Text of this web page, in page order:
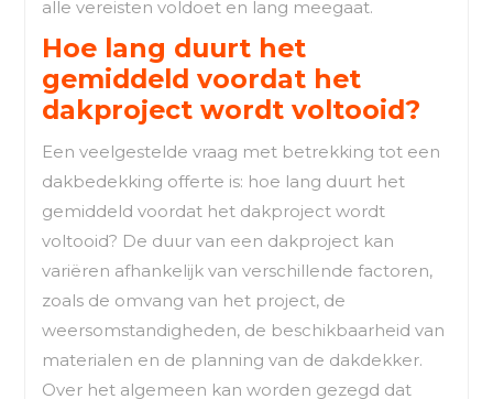
alle vereisten voldoet en lang meegaat.
Hoe lang duurt het
gemiddeld voordat het
dakproject wordt voltooid?
Een veelgestelde vraag met betrekking tot een
dakbedekking offerte is: hoe lang duurt het
gemiddeld voordat het dakproject wordt
voltooid? De duur van een dakproject kan
variëren afhankelijk van verschillende factoren,
zoals de omvang van het project, de
weersomstandigheden, de beschikbaarheid van
materialen en de planning van de dakdekker.
Over het algemeen kan worden gezegd dat